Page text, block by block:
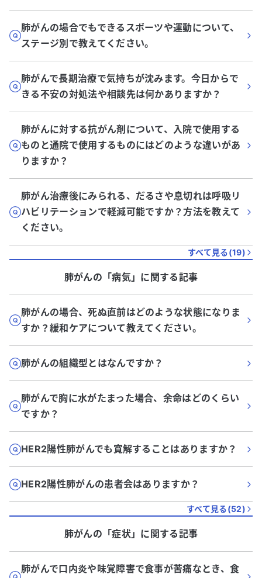
肺がんの場合でもできるスポーツや運動について、
ステージ別で教えてください。
肺がんで長期治療で気持ちが沈みます。今日からで
きる不安の対処法や相談先は何かありますか？
肺がんに対する抗がん剤について、入院で使用する
ものと通院で使用するものにはどのような違いがあ
りますか？
肺がん治療後にみられる、だるさや息切れは呼吸リ
ハビリテーションで軽減可能ですか？方法を教えて
ください。
すべて見る(19)
肺がんの「病気」に関する記事
肺がんの場合、死ぬ直前はどのような状態になりま
すか？緩和ケアについて教えてください。
肺がんの組織型とはなんですか？
肺がんで胸に水がたまった場合、余命はどのくらい
ですか？
HER2陽性肺がんでも寛解することはありますか？
HER2陽性肺がんの患者会はありますか？
すべて見る(52)
肺がんの「症状」に関する記事
肺がんで口内炎や味覚障害で食事が苦痛なとき、食